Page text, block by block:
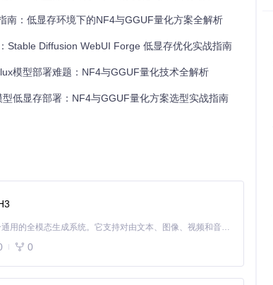
收纳，将模型拆分为可高效加载的独立模块。
南：低显存环境下的NF4与GGUF量化方案全解析
Stable Diffusion WebUI Forge 低显存优化实战指南
模型部署难题：NF4与GGUF量化技术全解析
低显存部署：NF4与GGUF量化方案选型实战指南
MiniMax H3 是一个通用的全模态生成系统。它支持对由文本、图像、视频和音频组成的多模态上下文进行统一理解，并能生成分辨率高达 2K、时长可达 15 秒的带原生立体声音频的视频。得益于面向任务泛化的系统设计，H3 在预训练阶段就已具备广泛的多模态上下文理解与生成能力，能够出色地执行复杂的多模态指令。
0